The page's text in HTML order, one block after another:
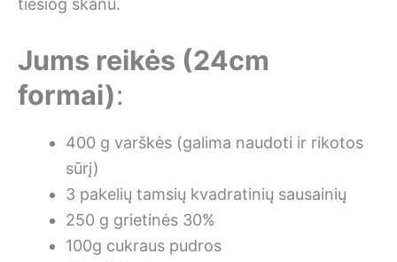
tiesiog skanu.
Jums reikės (24cm
formai):
400 g varškės (galima naudoti ir rikotos
sūrį)
3 pakelių tamsių kvadratinių sausainių
250 g grietinės 30%
100g cukraus pudros